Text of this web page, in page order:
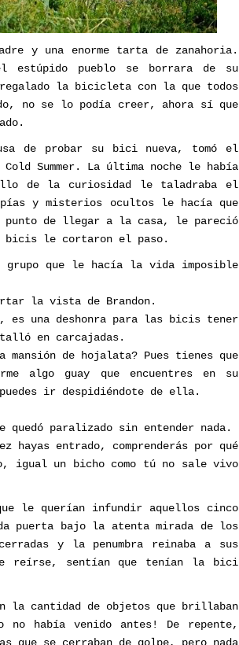
y una enorme tarta de zanahoria.
estúpido pueblo se borrara de su
la bicicleta con la que todos
no se lo podía creer, ahora sí que
de probar su bici nueva, tomó el
Summer. La última noche le había
de la curiosidad le taladraba el
y misterios ocultos le hacía que
a punto de llegar a la casa, le pareció
bicis le cortaron el paso.
que le hacía la vida imposible
la vista de Brandon.
es una deshonra para las bicis tener
en carcajadas.
mansión de hojalata? Pues tienes que
algo guay que encuentres en su
ir despidiéndote de ella.
quedó paralizado sin entender nada.
hayas entrado, comprenderás por qué
igual un bicho como tú no sale vivo
le querían infundir aquellos cinco
puerta bajo la atenta mirada de los
y la penumbra reinaba a sus
reírse, sentían que tenían la bici
la cantidad de objetos que brillaban
había venido antes! De repente,
que se cerraban de golpe, pero nada